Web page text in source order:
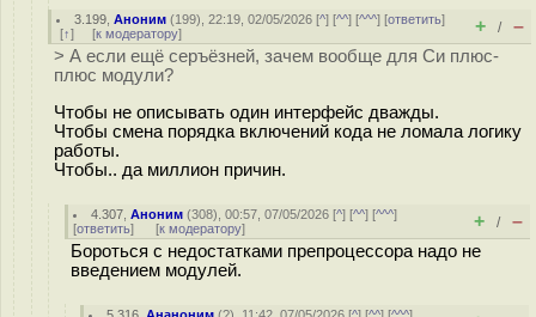
3.199 ,Аноним (199), 22:19, 02/05/2026 [^] [^^] [^^^] [ответить]
[↑] [к модератору] + / –
> А если ещё серъёзней, зачем вообще для Си плюс-
плюс модули?
Чтобы не описывать один интерфейс дважды.
Чтобы смена порядка включений кода не ломала логику
работы.
Чтобы.. да миллион причин.
4.307 ,Аноним (308), 00:57, 07/05/2026 [^] [^^] [^^^]
[ответить] [к модератору] + / –
Бороться с недостатками препроцессора надо не
введением модулей.